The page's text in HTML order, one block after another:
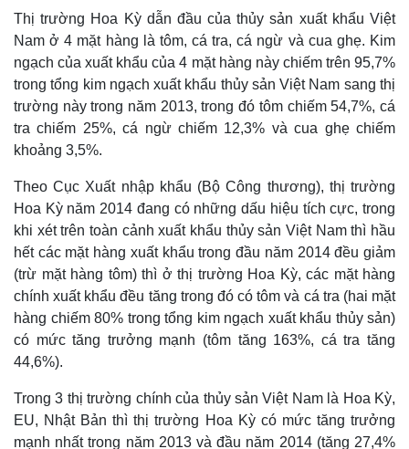
Thị trường Hoa Kỳ dẫn đầu của thủy sản xuất khẩu Việt
Nam ở 4 mặt hàng là tôm, cá tra, cá ngừ và cua ghẹ. Kim
ngạch của xuất khẩu của 4 mặt hàng này chiếm trên 95,7%
trong tổng kim ngạch xuất khẩu thủy sản Việt Nam sang thị
trường này trong năm 2013, trong đó tôm chiếm 54,7%, cá
tra chiếm 25%, cá ngừ chiếm 12,3% và cua ghẹ chiếm
khoảng 3,5%.
Theo Cục Xuất nhập khẩu (Bộ Công thương), thị trường
Hoa Kỳ năm 2014 đang có những dấu hiệu tích cực, trong
khi xét trên toàn cảnh xuất khẩu thủy sản Việt Nam thì hầu
hết các mặt hàng xuất khẩu trong đầu năm 2014 đều giảm
(trừ mặt hàng tôm) thì ở thị trường Hoa Kỳ, các mặt hàng
chính xuất khẩu đều tăng trong đó có tôm và cá tra (hai mặt
hàng chiếm 80% trong tổng kim ngạch xuất khẩu thủy sản)
có mức tăng trưởng mạnh (tôm tăng 163%, cá tra tăng
44,6%).
Trong 3 thị trường chính của thủy sản Việt Nam là Hoa Kỳ,
EU, Nhật Bản thì thị trường Hoa Kỳ có mức tăng trưởng
mạnh nhất trong năm 2013 và đầu năm 2014 (tăng 27,4%